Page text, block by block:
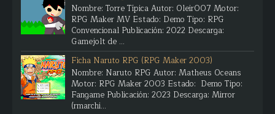
Nombre: Torre Típica Autor: Oleir007 Motor:
RPG Maker MV Estado: Demo Tipo: RPG
Convencional Publicación: 2022 Descarga:
Gamejolt de ...
Ficha Naruto RPG (RPG Maker 2003)
Nombre: Naruto RPG Autor: Matheus Oceans
Motor: RPG Maker 2003 Estado: Demo Tipo:
Fangame Publicación: 2023 Descarga: Mirror
(rmarchi...